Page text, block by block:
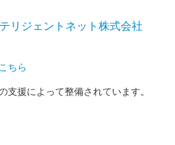
コ 夏版
子 夏版
ちら
援によって整備されています。